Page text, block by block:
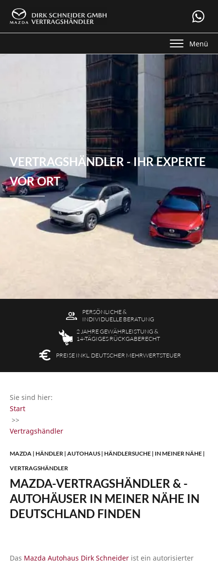
Menü
VERTRAGSHÄNDLER - IHR EXPERTE
VOR ORT
PERSÖNLICHE &
INDIVIDUELLE BERATUNG
2 JAHRE GEWÄHR­LEISTUNG &
14-TÄGIGES RÜCK­GABERECHT
PREISE INKL. DEUTSCHER MEHRWERTSTEUER
Sie sind hier:
Start
>>
Vertragshändler
MAZDA | HÄNDLER | AUTOHAUS | HÄNDLERSUCHE | IN MEINER NÄHE |
VERTRAGSHÄNDLER
MAZDA-VERTRAGSHÄNDLER & -
AUTOHÄUSER IN MEINER NÄHE IN
DEUTSCHLAND FINDEN
Das Mazda Autohaus Dirk Schneider ist ein autorisierter